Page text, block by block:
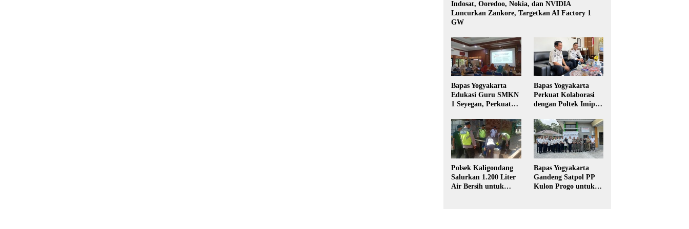
Indosat, Ooredoo, Nokia, dan NVIDIA
Luncurkan Zankore, Targetkan AI Factory 1
GW
Bapas Yogyakarta
Edukasi Guru SMKN
1 Seyegan, Perkuat
Hukum di Sekolah
Bapas Yogyakarta
Perkuat Kolaborasi
dengan Poltek Imipas,
Magang Taruna
Polsek Kaligondang
Salurkan 1.200 Liter
Air Bersih untuk
Bapas Yogyakarta
Gandeng Satpol PP
Kulon Progo untuk